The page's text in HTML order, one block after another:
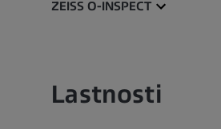
ZEISS O-INSPECT
Lastnosti